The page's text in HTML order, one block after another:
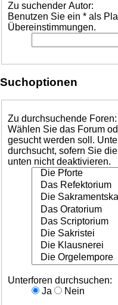
Zu suchender Autor:
Benutzen Sie ein * als
Übereinstimmungen.
Suchoptionen
Zu durchsuchende Foren:
Wählen Sie das Forum
gesucht werden soll.
durchsucht, sofern Sie
unten nicht deaktivieren.
Unterforen durchsuchen:
Ja
Nein